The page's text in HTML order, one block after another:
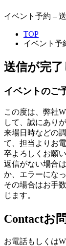
イベント予約 –
TOP
イベント予
送信が完
イベントのご
この度は、弊社
して、誠にあり
来場日時などの
て、担当よりお
卒よろしくお願
返信がない場合
か、エラーにな
その場合はお手
じます。
Contactお
お電話もしくは